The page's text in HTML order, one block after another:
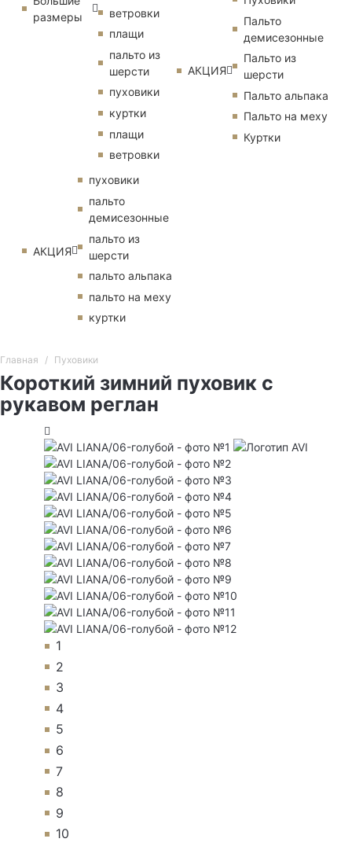
размеры
ветровки
плащи
пальто из
шерсти
пуховики
куртки
плащи
ветровки
АКЦИЯ
пуховики
пальто
демисезонные
пальто из
шерсти
пальто альпака
пальто на меху
куртки
АКЦИЯ
Пальто
демисезонные
Пальто из
шерсти
Пальто альпака
Пальто на меху
Куртки
Главная Пуховики
Короткий зимний пуховик с
рукавом реглан
1
2
3
4
5
6
7
8
9
10